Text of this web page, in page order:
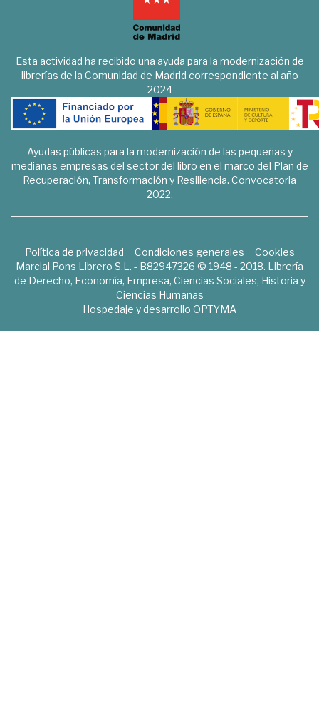
Esta actividad ha recibido una ayuda para la modernización de
librerías de la Comunidad de Madrid correspondiente al año
2024
Ayudas públicas para la modernización de las pequeñas y
medianas empresas del sector del libro en el marco del Plan de
Recuperación, Transformación y Resiliencia. Convocatoria
2022.
Política de privacidad Condiciones generales
Cookies
Marcial Pons Librero S.L. - B82947326 © 1948 - 2018. Librería
de Derecho, Economía, Empresa, Ciencias Sociales, Historia y
Ciencias Humanas
Hospedaje y desarrollo OPTYMA